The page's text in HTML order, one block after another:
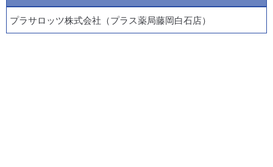
プラサロッツ株式会社（プラス薬局藤岡白石店）